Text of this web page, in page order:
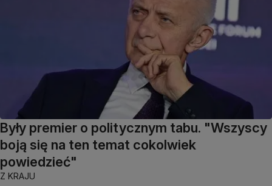
Były premier o politycznym tabu. "Wszyscy
boją się na ten temat cokolwiek
powiedzieć"
Z KRAJU